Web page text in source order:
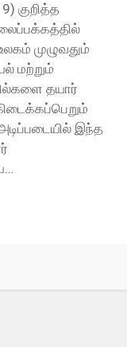
குறித்த
முழுவதும்
மற்றும்
தயார்
இந்த